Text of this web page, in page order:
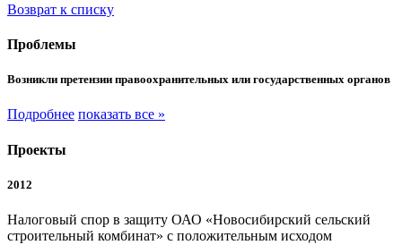
Возврат к списку
Проблемы
Возникли претензии правоохранительных или государственных органов
Подробнее показать все »
Проекты
2012
Налоговый спор в защиту ОАО «Новосибирский сельский
строительный комбинат» с положительным исходом